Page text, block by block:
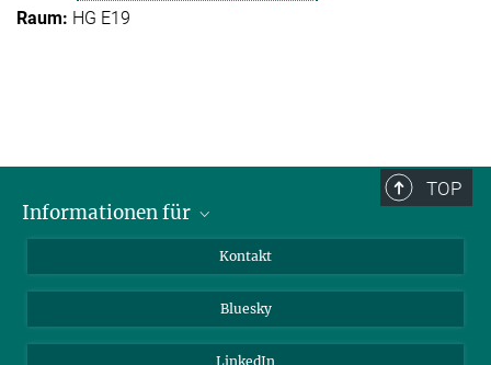
HG E19
TOP
Informationen für
Bewerbende
Forschende
Kontakt
Bluesky
LinkedIn